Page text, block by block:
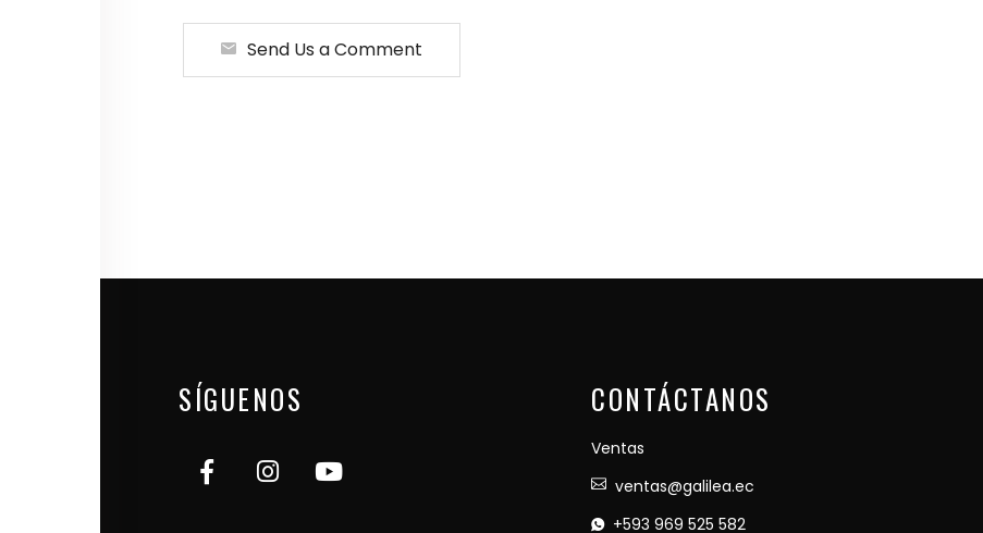
Send Us a Comment
SÍGUENOS CONTÁCTANOS
Ventas
ventas@galilea.ec
+593 969 525 582